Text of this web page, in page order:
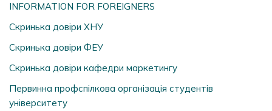
INFORMATION FOR FOREIGNERS
Скринька довіри ХНУ
Скринька довіри ФЕУ
Скринька довіри кафедри маркетингу
Первинна профспілкова організація студентів
університету